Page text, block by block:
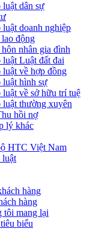
dân sự
doanh nghiệp
động
nhân gia đình
Luật đất đai
về hợp đồng
luật hình sự
về sở hữu trí tuệ
luật thường xuyên
hồi nợ
lý khác
HTC Việt Nam
luật
hàng
hàng
tôi mang lại
biểu